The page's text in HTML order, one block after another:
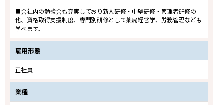
■会社内の勉強会も充実しており新人研修・中堅研修・管理者研修の
他、資格取得支援制度、専門別研修として薬局経営学、労務管理なども
学べます。
雇用形態
正社員
業種